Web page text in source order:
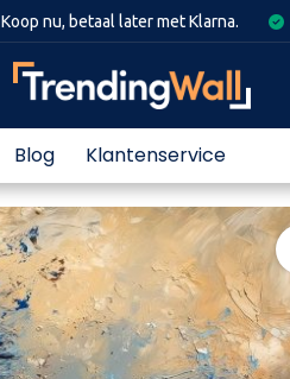
Koop nu, betaal later met Klarna.
Blog Klantenservice